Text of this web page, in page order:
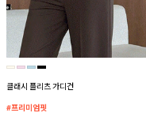
클래시 플리츠 가디건
#프리미엄핏